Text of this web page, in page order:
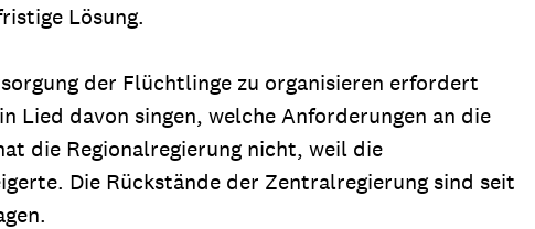
Lösung.
der Flüchtlinge zu organisieren erfordert
davon singen, welche Anforderungen an die
die Regionalregierung nicht, weil die
Die Rückstände der Zentralregierung sind seit